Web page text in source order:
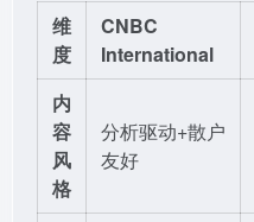
维
度
CNBC
International
内
容
风
格
分析驱动+散户
友好